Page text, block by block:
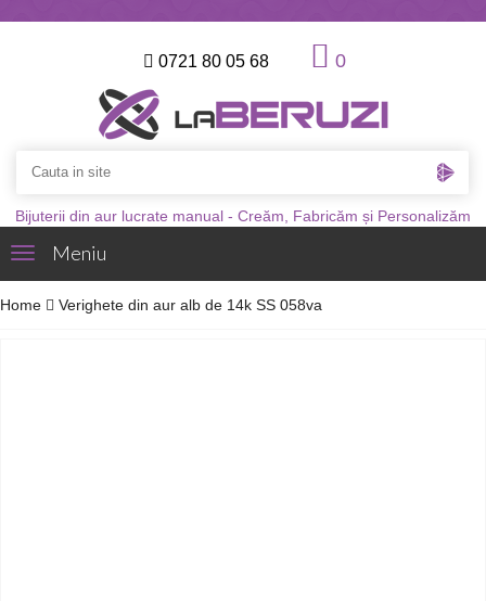
0721 80 05 68 0
Bijuterii din aur lucrate manual - Creăm, Fabricăm și Personalizăm
ToggleMeniu
Home Verighete din aur alb de 14k SS 058va